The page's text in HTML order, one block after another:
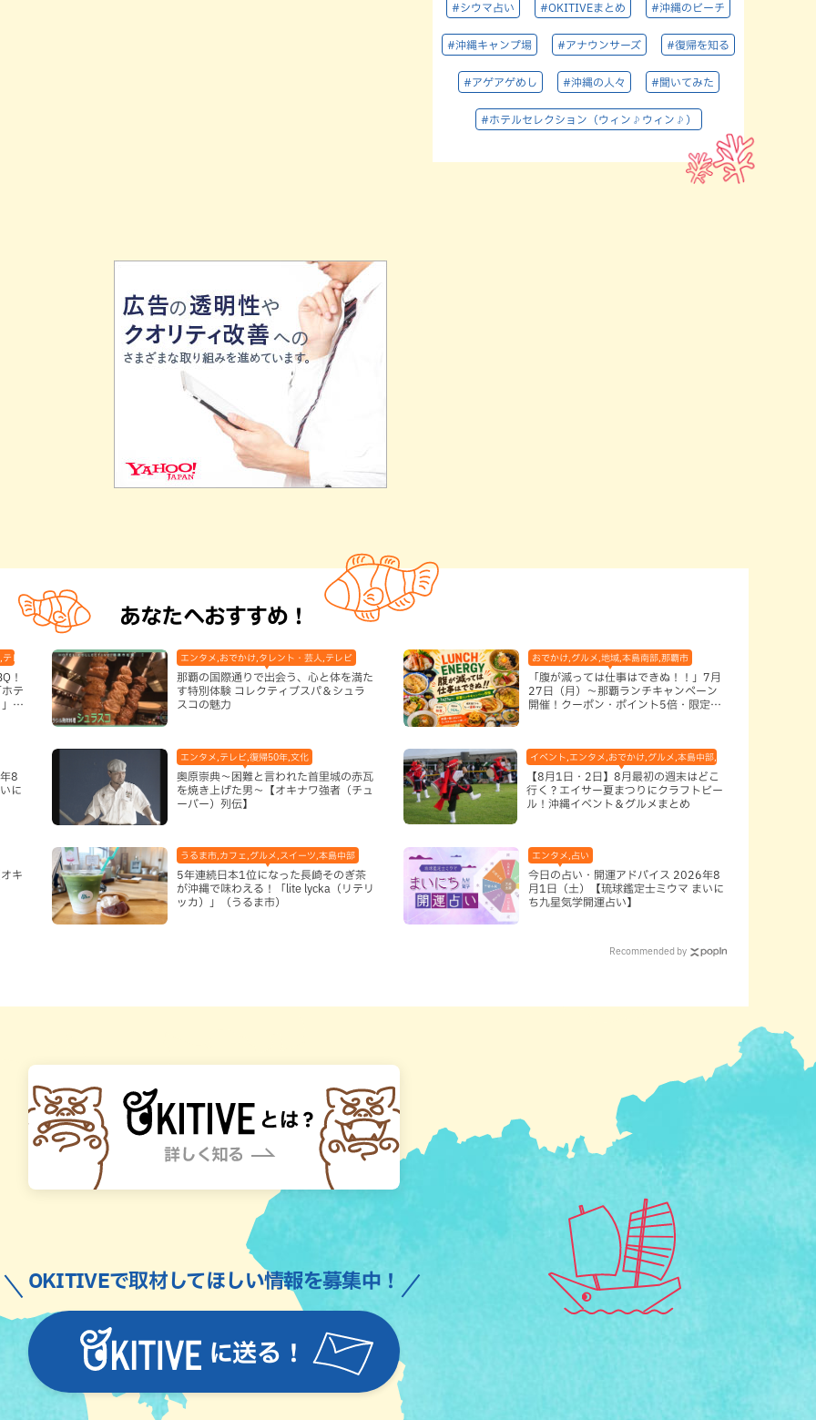
#シウマ占い #OKITIVEまとめ #沖縄のビーチ
#沖縄キャンプ場 #アナウンサーズ #復帰を知る
#アゲアゲめし #沖縄の人々 #聞いてみた
#ホテルセレクション（ウィン♪ウィン♪）
あなたへおすすめ！
レビ,ホテル,地域,本島南部,那覇市
！
テ
エンタメ,おでかけ,タレント・芸人,テレビ
那覇の国際通りで出会う、心と体を満た
す特別体験 コレクティブスパ＆シュラ
スコの魅力
おでかけ,グルメ,地域,本島南部,那覇市
「腹が減っては仕事はできぬ！！」7月
27日（月）〜那覇ランチキャンペーン
開催！クーポン・ポイント5倍・限定グ
8
に
エンタメ,テレビ,復帰50年,文化
奥原崇典～困難と言われた首里城の赤瓦
を焼き上げた男～【オキナワ強者（チュ
ーバー）列伝】
イベント,エンタメ,おでかけ,グルメ,本島中部,本島北部,本島南部
【8月1日・2日】8月最初の週末はどこ
行く？エイサー夏まつりにクラフトビー
ル！沖縄イベント＆グルメまとめ
キ
うるま市,カフェ,グルメ,スイーツ,本島中部
5年連続日本1位になった長崎そのぎ茶
が沖縄で味わえる！「lite lycka（リテリ
ッカ）」（うるま市）
エンタメ,占い
今日の占い・開運アドバイス 2026年8
月1日（土）【琉球鑑定士ミウマ まいに
ち九星気学開運占い】
Recommended by
に送る！
OKITIVEで取材してほしい情報を募集中！